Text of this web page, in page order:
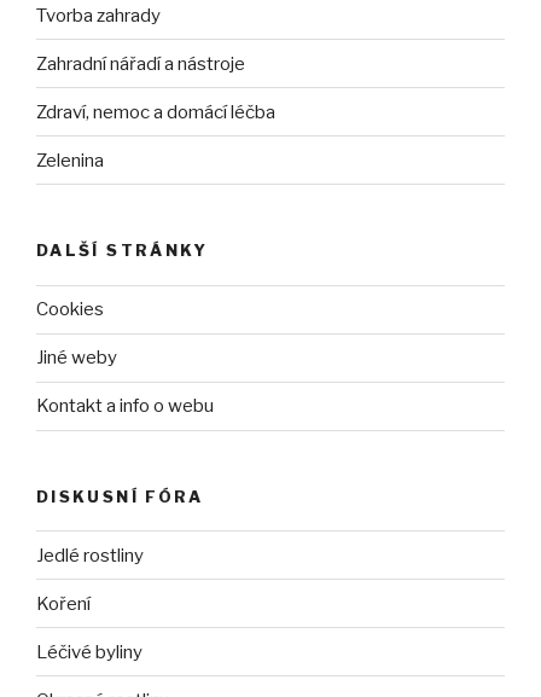
Tvorba zahrady
Zahradní nářadí a nástroje
Zdraví, nemoc a domácí léčba
Zelenina
DALŠÍ STRÁNKY
Cookies
Jiné weby
Kontakt a info o webu
DISKUSNÍ FÓRA
Jedlé rostliny
Koření
Léčivé byliny